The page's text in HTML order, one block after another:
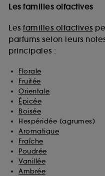
Les familles olfactives
Les familles olfactives
parfums selon leurs
principales :
Florale
Fruitée
Orientale
Épicée
Boisée
Hespéridée (agrumes)
Aromatique
Fraîche
Poudrée
Vanillée
Ambrée
collectées ou générées
sur "continuer sans
moment choisir de
souhaitez obtenir plus
utilisés, cliquez